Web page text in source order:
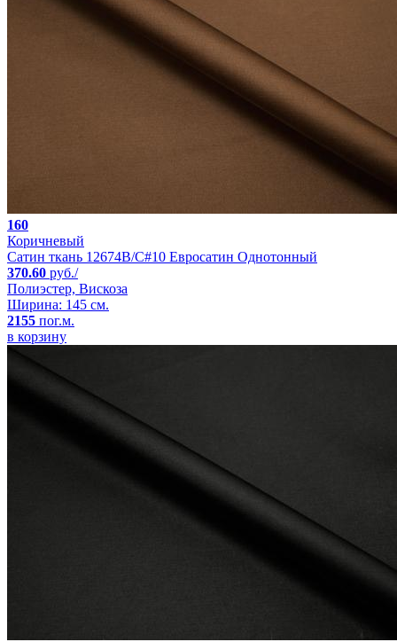
160
Коричневый
Сатин ткань 12674B/C#10 Евросатин Однотонный
370.60 руб./
Полиэстер, Вискоза
Ширина: 145 см.
2155 пог.м.
в корзину